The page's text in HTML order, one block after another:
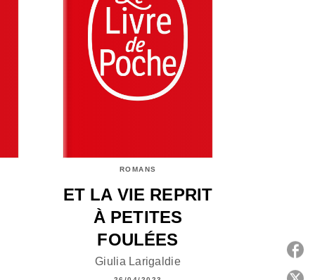
ROMANS
ET LA VIE REPRIT
À PETITES
FOULÉES
Giulia Larigaldie